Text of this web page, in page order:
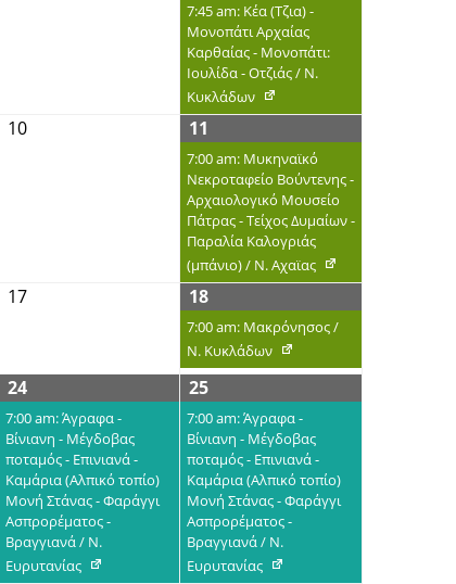
7:45 am: Κέα (Τζια) -
Μονοπάτι Αρχαίας
Καρθαίας - Μονοπάτι:
Ιουλίδα - Οτζιάς / Ν.
Κυκλάδων
10 11
7:00 am: Μυκηναϊκό
Νεκροταφείο Βούντενης -
Αρχαιολογικό Μουσείο
Πάτρας - Τείχος Δυμαίων -
Παραλία Καλογριάς
(μπάνιο) / Ν. Αχαϊας
17 18
7:00 am: Μακρόνησος /
Ν. Κυκλάδων
24
7:00 am: Άγραφα -
Βίνιανη - Μέγδοβας
ποταμός - Επινιανά -
Καμάρια (Αλπικό τοπίο)
Μονή Στάνας - Φαράγγι
Ασπρορέματος -
Βραγγιανά / Ν.
Ευρυτανίας
25
7:00 am: Άγραφα -
Βίνιανη - Μέγδοβας
ποταμός - Επινιανά -
Καμάρια (Αλπικό τοπίο)
Μονή Στάνας - Φαράγγι
Ασπρορέματος -
Βραγγιανά / Ν.
Ευρυτανίας